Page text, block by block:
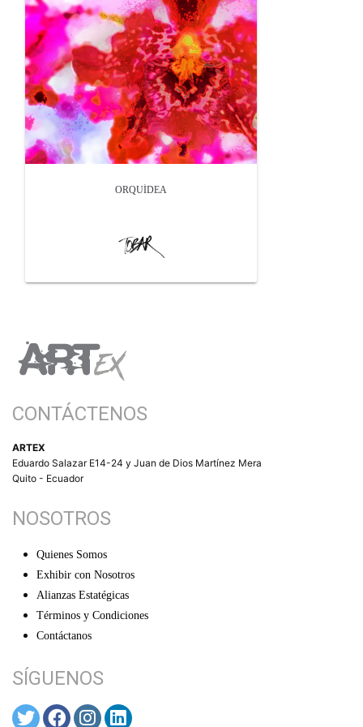
ORQUÍDEA
CONTÁCTENOS
ARTEX
Eduardo Salazar E14-24 y Juan de Dios Martínez Mera
Quito - Ecuador
NOSOTROS
Quienes Somos
Exhibir con Nosotros
Alianzas Estatégicas
Términos y Condiciones
Contáctanos
SÍGUENOS